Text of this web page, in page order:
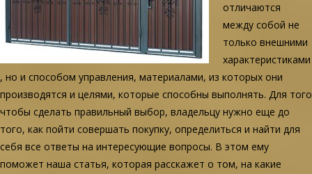
отличаются
между собой не
только внешними
характеристиками
, но и способом управления, материалами, из которых они
производятся и целями, которые способны выполнять. Для того
чтобы сделать правильный выбор, владельцу нужно еще до
того, как пойти совершать покупку, определиться и найти для
себя все ответы на интересующие вопросы. В этом ему
поможет наша статья, которая расскажет о том, на какие